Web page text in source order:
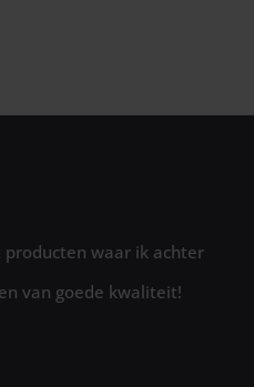
waar ik achter
van goede kwaliteit!